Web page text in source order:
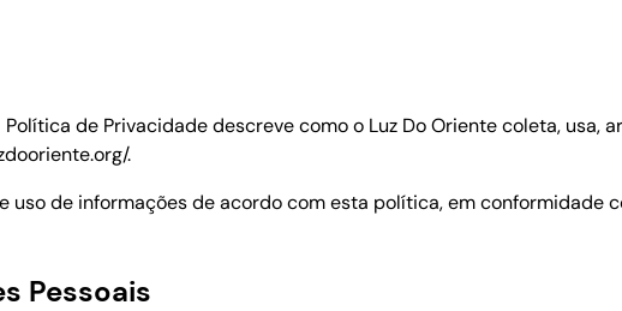
de Privacidade descreve como o Luz Do Oriente coleta, usa,
.
de informações de acordo com esta política, em conformidade
Pessoais